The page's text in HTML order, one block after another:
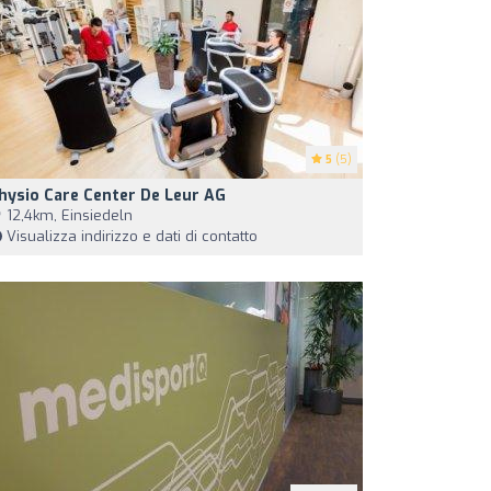
5 (5)
Care Center De Leur AG
12,4km, Einsiedeln
Visualizza indirizzo e dati di contatto